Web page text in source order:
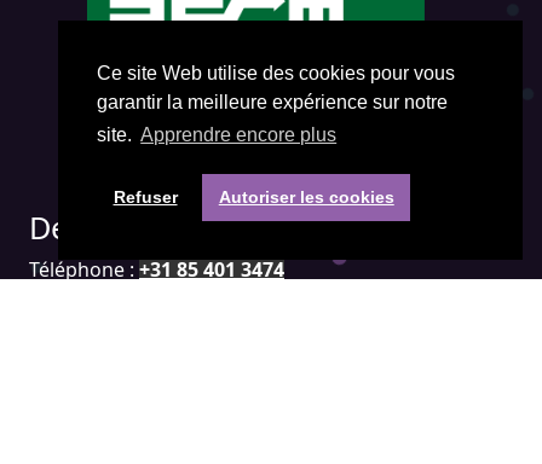
Ce site Web utilise des cookies pour vous
garantir la meilleure expérience sur notre
site. Apprendre encore plus
Refuser Autoriser les cookies
Des questions ? Contactez-nous :
Téléphone : +31 85 401 3474